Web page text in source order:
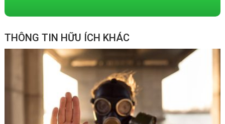
THÔNG TIN HỮU ÍCH KHÁC